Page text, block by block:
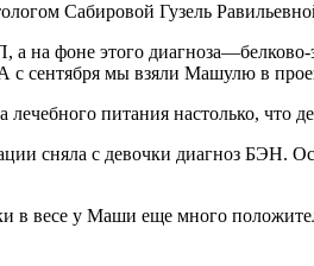
Сабировой Гузель
фоне этого диагноза—белково-
c сентября мы взяли Машулю в
питания настолько, что
сняла с девочки диагноз БЭН.
в весе у Маши еще много